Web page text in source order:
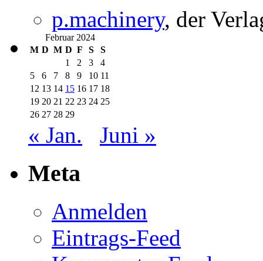
p.machinery, der
Februar 2024
M D M D F S
S
1
2 3
4
5
6 7 8 9 10 11
12 13 14 15 16 17 18
19 20 21 22 23 24 25
26 27 28 29
« Jan. Juni »
Meta
Anmelden
Eintrags-Feed